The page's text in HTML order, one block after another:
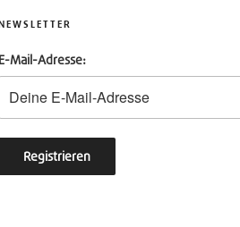
E-Mail-Adresse: